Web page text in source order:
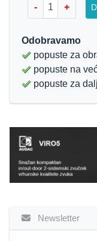
- +
Odobravamo
popuste za
popuste na
popuste za
Newsletter